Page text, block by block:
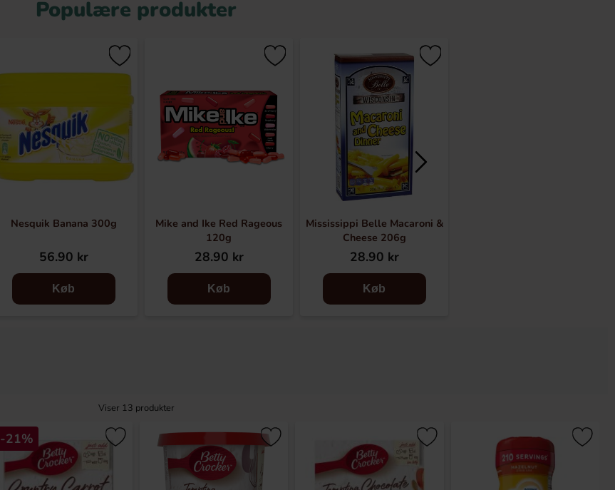
Populære produkter
Nesquik Banana 300g
56.90 kr
Køb
Mike and Ike Red Rageous
120g
28.90 kr
Køb
Mississippi Belle Macaroni &
Cheese 206g
28.90 kr
Køb
Viser 13 produkter
-21%